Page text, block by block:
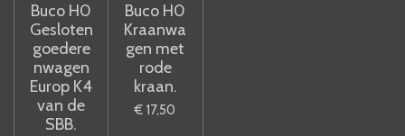
Buco H0
Gesloten
goedere
nwagen
Europ K4
van de
SBB.
Buco H0
Kraanwa
gen met
rode
kraan.
€ 17,50